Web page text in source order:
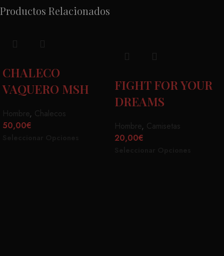
Productos Relacionados
CHALECO
VAQUERO MSH
Hombre, Chalecos
50,00€
FIGHT FOR YOUR
DREAMS
Hombre, Camisetas
20,00€